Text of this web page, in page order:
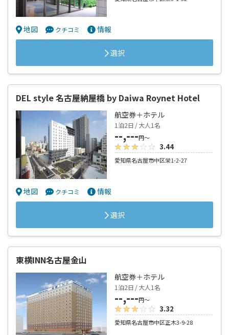
地図 クチコミ 情報
選択
DEL style 名古屋納屋橋 by Daiwa Roynet Hotel
航空券＋ホテル
1泊2日 / 大人1名
--,---円～
3.44
愛知県名古屋市中区栄1-2-27
地図 クチコミ 情報
選択
東横INN名古屋金山
航空券＋ホテル
1泊2日 / 大人1名
--,---円～
3.32
愛知県名古屋市中区正木3-9-28